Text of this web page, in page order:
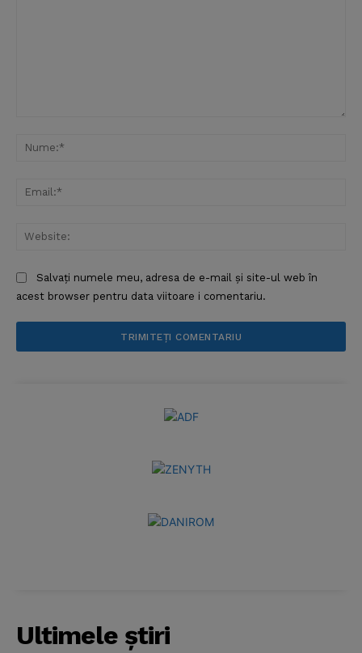
Salvați numele meu, adresa de e-mail și site-ul web în
acest browser pentru data viitoare i comentariu.
Ultimele ştiri